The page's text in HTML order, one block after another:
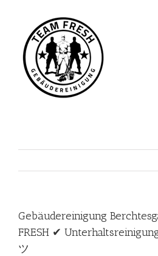
springen
Gebäudereinigung
FRESH ✔
ツ